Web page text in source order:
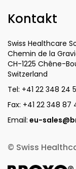
Kontakt
Swiss Healthcare
Chemin de la
CH-1225 Chêne-
Switzerland
Tel: +41 22 348 24
Fax: +41 22 348 87
Email: eu-
© Swiss